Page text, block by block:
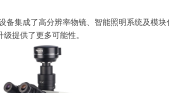
备集成了高分辨率物镜、智能照明系统及模
提供了更多可能性。